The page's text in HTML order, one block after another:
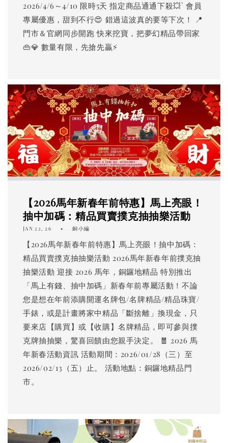
2026/4/6～4/10 限時5天 指定商品通通下殺💥` 會員
專屬優惠，甜到不行😍 錯過這波真的要等下次！ 📍
門市＆官網同步開跑 快來挖寶，把夢幻精品帶回家
👜💎 數量有限，先搶先贏⚡
【2026馬年新春年前特惠】馬上亮眼！
抽中加碼：精品買賣撲克抽抽樂活動
JAN 22, 26 銅小編
【2026馬年新春年前特惠】馬上亮眼！抽中加碼：
精品買賣撲克抽抽樂活動 2026馬年新春年前撲克抽
抽樂活動 迎接 2026 馬年，銅鑼地精品 特別推出
「馬上有錢、抽中加碼」新春年前專屬活動！不論
您是想在年前添購開運名牌包/名牌精品/精品珠寶/
手錶，或是計畫將家中精品「斷捨離」換現金，只
要來店【購買】或【收購】名牌精品，即可參與撲
克牌抽抽樂，驚喜回饋由您親手決定。 🧧 2026 馬
年新春活動資訊 活動期間：2026/01/28（三）至
2026/02/13（五）止。 活動地點：銅鑼地精品門
市。